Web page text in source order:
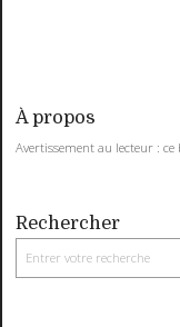
À propos
Avertissement au lecteur :
Rechercher